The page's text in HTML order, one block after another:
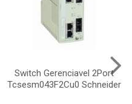
Switch Gerenciavel 2Port
Tcsesm043F2Cu0 Schneider